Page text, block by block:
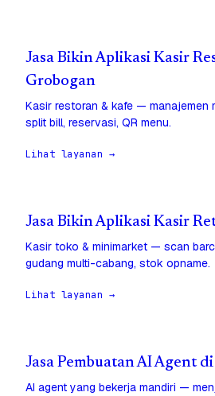
Jasa Bikin Aplikasi Kasir
Grobogan
Kasir restoran & kafe — manajemen
split bill, reservasi, QR menu.
Lihat layanan →
Jasa Bikin Aplikasi Kasir
Kasir toko & minimarket — scan
gudang multi-cabang, stok opname.
Lihat layanan →
Jasa Pembuatan AI Agent
AI agent yang bekerja mandiri —